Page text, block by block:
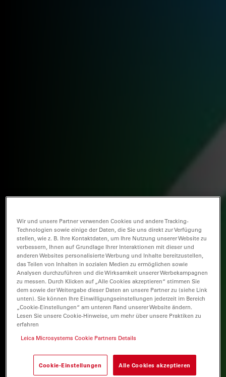
Wir und unsere Partner verwenden Cookies und andere Tracking-
Technologien sowie einige der Daten, die Sie uns direkt zur Verfügung
stellen, wie z. B. Ihre Kontaktdaten, um Ihre Nutzung unserer Website zu
verbessern, Ihnen auf Grundlage Ihrer Interaktionen mit dieser und
anderen Websites personalisierte Werbung und Inhalte bereitzustellen,
das Teilen von Inhalten in sozialen Medien zu ermöglichen sowie
Analysen durchzuführen und die Wirksamkeit unserer Werbekampagnen
zu messen. Durch Klicken auf „Alle Cookies akzeptieren“ stimmen Sie
dem sowie der Weitergabe dieser Daten an unsere Partner zu (siehe Link
unten). Sie können Ihre Einwilligungseinstellungen jederzeit im Bereich
„Cookie-Einstellungen“ am unteren Rand unserer Website ändern.
Lesen Sie unsere Cookie-Hinweise, um mehr über unsere Praktiken zu
erfahren
Leica Microsystems Cookie Partners Details
Cookie-Einstellungen Alle Cookies akzeptieren